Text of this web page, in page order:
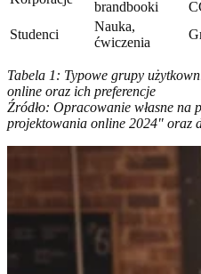
brandbooki
Studenci
Nauka,
ćwiczenia
Tabela 1: Typowe grupy
online oraz ich preferencje
Źródło: Opracowanie własne
projektowania online 2024" oraz